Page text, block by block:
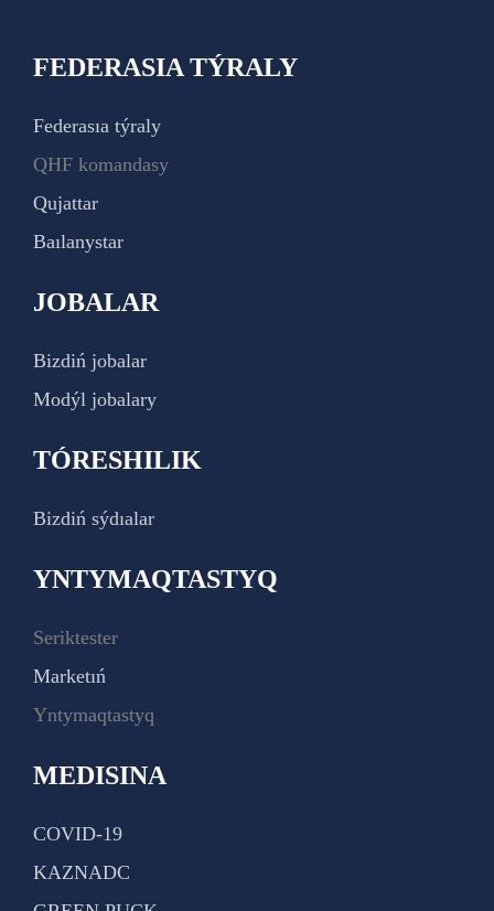
FEDERASIA TÝRALY
Federasıa týraly
QHF komandasy
Qujattar
Baılanystar
JOBALAR
Bizdiń jobalar
Modýl jobalary
TÓRESHILIK
Bizdiń sýdıalar
YNTYMAQTASTYQ
Seriktester
Marketıń
Yntymaqtastyq
MEDISINA
COVID-19
KAZNADC